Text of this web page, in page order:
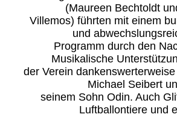
(Maureen Bechtoldt
Villemos) führten mit einem
und
Programm durch den
Musikalische
der Verein
Michael Seibert
seinem Sohn Odin. Auch
Luftballontiere und